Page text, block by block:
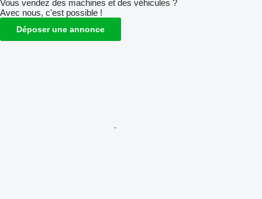
Vous vendez des machines et des véhicules ?
Avec nous, c'est possible !
Déposer une annonce